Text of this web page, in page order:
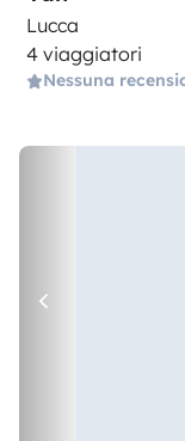
Lucca
4 viaggiatori
Nessuna